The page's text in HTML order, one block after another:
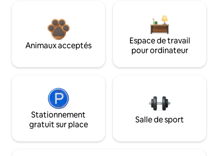
Animaux acceptés
Espace de travail
pour ordinateur
Stationnement
gratuit sur place
Salle de sport